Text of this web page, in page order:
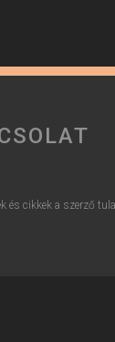
és cikkek a szerző